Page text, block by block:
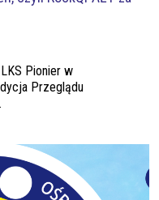
Pionier w
Przeglądu